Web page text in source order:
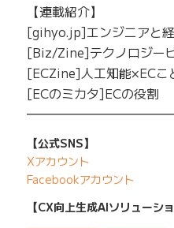
【連載紹介】
[gihyo.jp]エンジニアと
[Biz/Zine]テクノロジー
[ECZine]人工知能×ECこ
[ECのミカタ]ECの役割
【公式SNS】
Xアカウント
Facebookアカウント
【CX向上生成AIソリューシ